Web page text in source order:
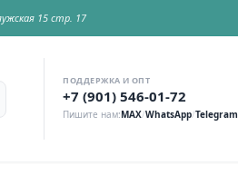
15 стр. 17
ПОДДЕРЖКА И ОПТ
+7 (901) 546-01-72
Пишите нам:MAX/WhatsApp/Telegram